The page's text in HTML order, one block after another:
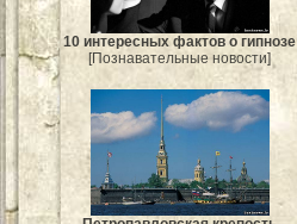
10 интересных фактов о гипнозе
[Познавательные новости]